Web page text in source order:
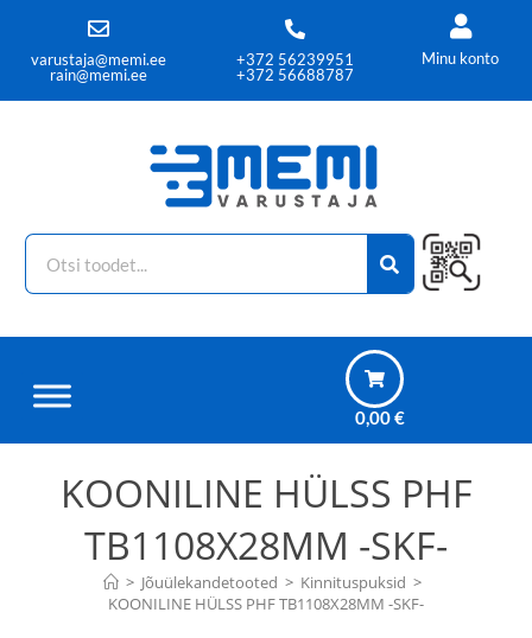
varustaja@memi.ee
rain@memi.ee
+372 56239951
+372 56688787
Minu konto
0,00€
KOONILINE HÜLSS PHF
TB1108X28MM -SKF-
> Jõuülekandetooted > Kinnituspuksid >
KOONILINE HÜLSS PHF TB1108X28MM -SKF-